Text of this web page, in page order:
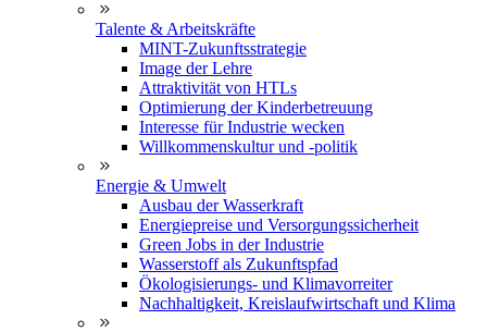
Talente & Arbeitskräfte
MINT-Zukunftsstrategie
Image der Lehre
Attraktivität von HTLs
Optimierung der Kinderbetreuung
Interesse für Industrie wecken
Willkommenskultur und -politik
Energie & Umwelt
Ausbau der Wasserkraft
Energiepreise und Versorgungssicherheit
Green Jobs in der Industrie
Wasserstoff als Zukunftspfad
Ökologisierungs- und Klimavorreiter
Nachhaltigkeit, Kreislaufwirtschaft und Klima